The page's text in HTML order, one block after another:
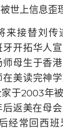
世上信息歪
接替刘传
开拓华人
母生于香
美读完神
于2003年
返美在母会
经常回西班